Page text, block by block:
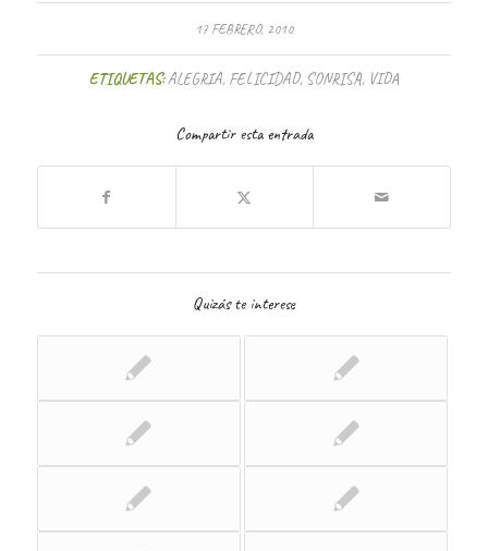
17 FEBRERO, 2010
ETIQUETAS:ALEGRIA, FELICIDAD, SONRISA, VIDA
Compartir esta entrada
Quizás te interese